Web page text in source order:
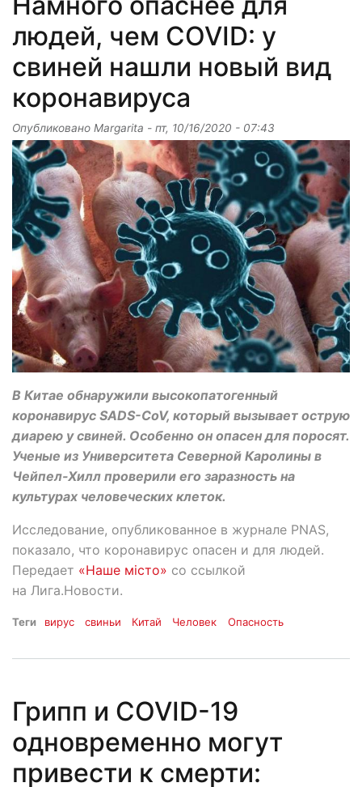
людей, чем СOVID: у
свиней нашли новый вид
коронавируса
Опубликовано Margarita - пт, 10/16/2020 - 07:43
В Китае обнаружили высокопатогенный
коронавирус SADS-CoV, который вызывает острую
диарею у свиней. Особенно он опасен для поросят.
Ученые из Университета Северной Каролины в
Чейпел-Хилл проверили его заразность на
культурах человеческих клеток.
Исследование, опубликованное в журнале PNAS,
показало, что коронавирус опасен и для людей.
Передает «Наше місто» со ссылкой
на Лига.Новости.
Теги вирус свиньи Китай Человек Опасность
Грипп и COVID-19
одновременно могут
привести к смерти: